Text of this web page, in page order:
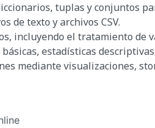
tuplas y conjuntos
de texto y archivos CSV.
incluyendo el tratamiento de
estadísticas
mediante visualizaciones,